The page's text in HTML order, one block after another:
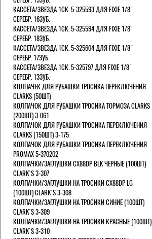
КАССЕТА/ЗВЕЗДА 1СК. 5-325593 ДЛЯ FIXIE 1/8"
СЕРЕБР. 16ЗУБ.
КАССЕТА/ЗВЕЗДА 1СК. 5-325594 ДЛЯ FIXIE 1/8"
СЕРЕБР. 18ЗУБ.
КАССЕТА/ЗВЕЗДА 1СК. 5-325604 ДЛЯ FIXIE 1/8"
СЕРЕБР. 17ЗУБ.
КАССЕТА/ЗВЕЗДА 1СК. 5-325797 ДЛЯ FIXIE 1/8"
СЕРЕБР. 13ЗУБ.
КОЛПАЧЕК ДЛЯ РУБАШКИ ТРОСИКА ПЕРЕКЛЮЧЕНИЯ
CLARKS (50ШТ)
КОЛПАЧОК ДЛЯ РУБАШКИ ТРОСИКА ТОРМОЗА CLARKS
(200ШТ) 3-061
КОЛПАЧОК ДЛЯ РУБАШКИ ТРОСИКА ПЕРЕКЛЮЧЕНИЯ
CLARKS (150ШТ) 3-175
КОЛПАЧОК ДЛЯ РУБАШКИ ТРОСИКА ПЕРЕКЛЮЧЕНИЯ
PROMAX 5-370202
КОЛПАЧКИ/3АГЛУШКИ CX88DP BLK ЧЕРНЫЕ (100ШТ)
CLARK`S 3-307
КОЛПАЧКИ/3АГЛУШКИ НА ТРОСИКИ CX88DP LG
(100ШТ) CLARK`S 3-308
КОЛПАЧКИ/3АГЛУШКИ НА ТРОСИКИ СИНИЕ (100ШТ)
CLARK`S 3-309
КОЛПАЧКИ/3АГЛУШКИ НА ТРОСИКИ КРАСНЫЕ (100ШТ)
CLARK`S 3-310